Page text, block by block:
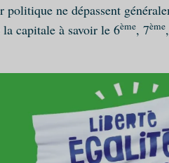
politique ne dépassent
capitale à savoir le 6ème, 7ème